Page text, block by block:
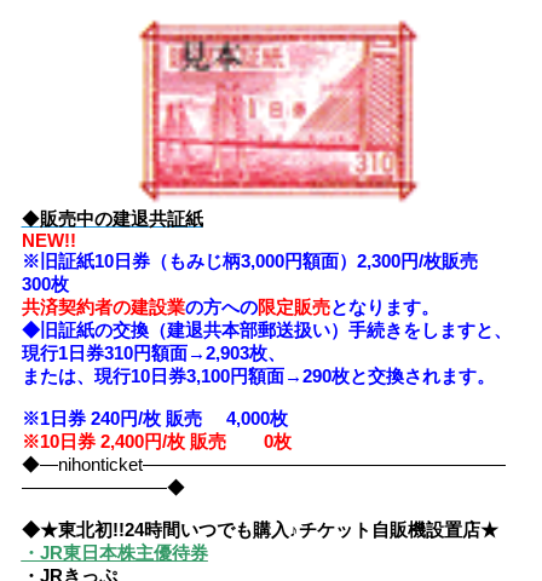
◆販売中の建退共証紙
NEW!!
※旧証紙10日券（もみじ柄3,000円額面）2,300円/枚販売
300枚
共済契約者の建設業の方への限定販売となります。
◆旧証紙の交換（建退共本部郵送扱い）手続きをしますと、
現行1日券310円額面→2,903枚、
または、現行10日券3,100円額面→290枚と交換されます。
※1日券 240円/枚 販売 4,000枚
※10日券 2,400円/枚 販売 0枚
◆―nihonticket――――――――――――――――――――
――――――――◆
◆★東北初!!24時間いつでも購入♪チケット自販機設置店★
・JR東日本株主優待券
・JRきっぷ